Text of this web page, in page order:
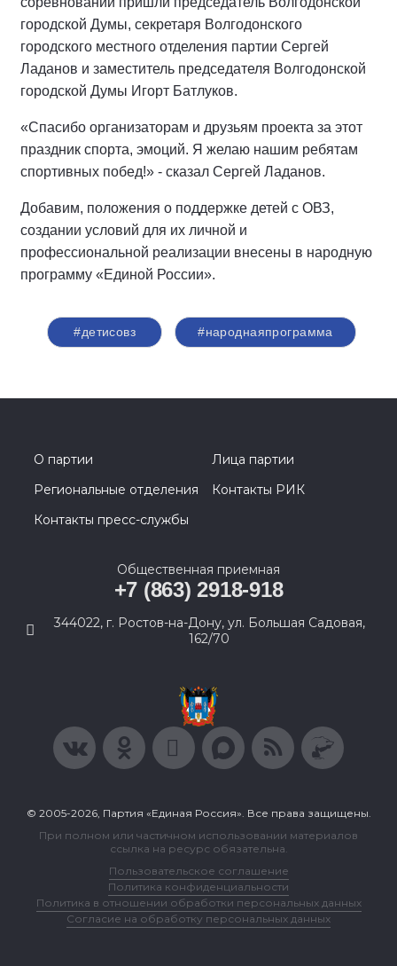
городской Думы, секретаря Волгодонского
городского местного отделения партии Сергей
Ладанов и заместитель председателя Волгодонской
городской Думы Игорт Батлуков.
«Спасибо организаторам и друзьям проекта за этот
праздник спорта, эмоций. Я желаю нашим ребятам
спортивных побед!» - сказал Сергей Ладанов.
Добавим, положения о поддержке детей с ОВЗ,
создании условий для их личной и
профессиональной реализации внесены в народную
программу «Единой России».
#детисовз #народнаяпрограмма
О партии
Лица партии
Региональные отделения
Контакты РИК
Контакты пресс-службы
Общественная приемная
+7 (863) 2918-918
344022, г. Ростов-на-Дону, ул. Большая Садовая,
162/70
© 2005-2026, Партия «Единая Россия». Все права защищены.
При полном или частичном использовании материалов
ссылка на ресурс обязательна.
Пользовательское соглашение
Политика конфиденциальности
Политика в отношении обработки персональных данных
Согласие на обработку персональных данных